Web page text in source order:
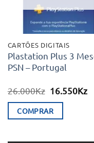
CARTÕES DIGITAIS
Plastation Plus 3
PSN – Portugal
26.000Kz O
original
era:
16.550KzO
COMPRAR